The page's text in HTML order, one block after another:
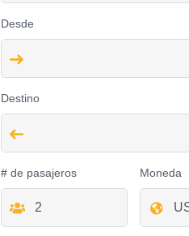
Desde
Destino
# de pasajeros Moneda